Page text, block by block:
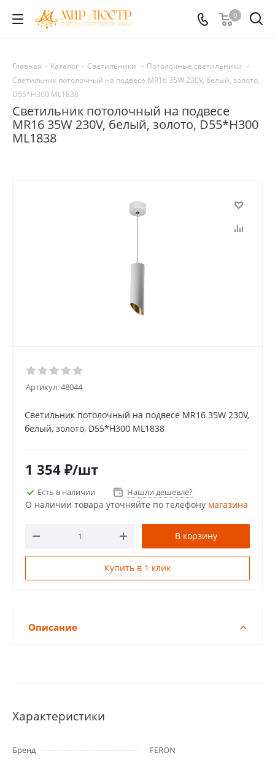
0
Главная - Каталог - Светильники - Потолочные светильники -
Светильник потолочный на подвесе MR16 35W 230V, белый, золото,
D55*H300 ML1838
Светильник потолочный на подвесе
MR16 35W 230V, белый, золото, D55*H300
ML1838
Артикул:48044
Светильник потолочный на подвесе MR16 35W 230V,
белый, золото, D55*H300 ML1838
1 354 ₽/шт
Есть в наличии Нашли дешевле?
О наличии товара уточняйте по телефону магазина
В корзину
Купить в 1 клик
Описание
Характеристики
Бренд FERON